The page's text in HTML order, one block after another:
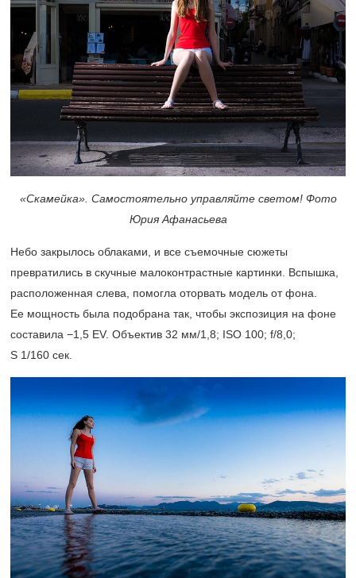
«Скамейка». Самостоятельно управляйте светом! Фото
Юрия Афанасьева
Небо закрылось облаками, и все съемочные сюжеты
превратились в скучные малоконтрастные картинки. Вспышка,
расположенная слева, помогла оторвать модель от фона.
Ее мощность была подобрана так, чтобы экспозиция на фоне
составила −1,5 EV. Объектив 32 мм/1,8; ISO 100; f/8,0;
S 1/160 сек.